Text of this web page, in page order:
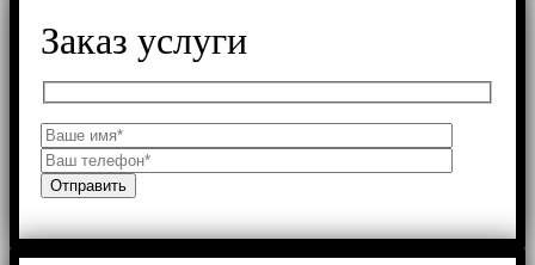
Заказ услуги